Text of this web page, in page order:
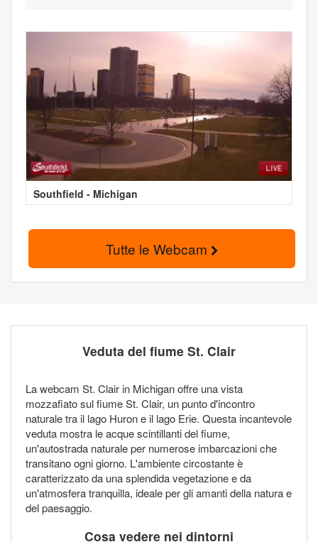
Southfield - Michigan
Tutte le Webcam
Veduta del fiume St. Clair
La webcam St. Clair in Michigan offre una vista
mozzafiato sul fiume St. Clair, un punto d'incontro
naturale tra il lago Huron e il lago Erie. Questa incantevole
veduta mostra le acque scintillanti del fiume,
un'autostrada naturale per numerose imbarcazioni che
transitano ogni giorno. L'ambiente circostante è
caratterizzato da una splendida vegetazione e da
un'atmosfera tranquilla, ideale per gli amanti della natura e
del paesaggio.
Cosa vedere nei dintorni